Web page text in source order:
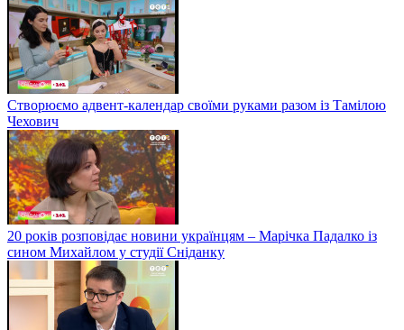
Створюємо адвент-календар своїми руками разом із Тамілою
Чехович
20 років розповідає новини українцям – Марічка Падалко із
сином Михайлом у студії Сніданку